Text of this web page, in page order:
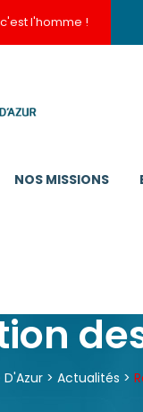
l'homme !
NOS MISSIONS
> Actualités >